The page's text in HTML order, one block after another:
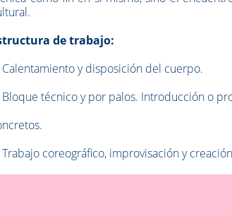
de trabajo:
Calentamiento y disposición del cuerpo.
Bloque técnico y por palos. Introducción o
Trabajo coreográfico, improvisación y